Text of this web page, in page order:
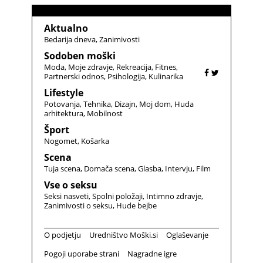
Aktualno
Bedarija dneva Zanimivosti
Sodoben moški
Moda Moje zdravje Rekreacija Fitnes
Partnerski odnos Psihologija Kulinarika
Lifestyle
Potovanja Tehnika Dizajn Moj dom Huda
arhitektura Mobilnost
Šport
Nogomet Košarka
Scena
Tuja scena Domača scena Glasba Intervju Film
Vse o seksu
Seksi nasveti Spolni položaji Intimno zdravje
Zanimivosti o seksu Hude bejbe
O podjetju Uredništvo Moški.si
Oglaševanje
Pogoji uporabe strani
Nagradne igre